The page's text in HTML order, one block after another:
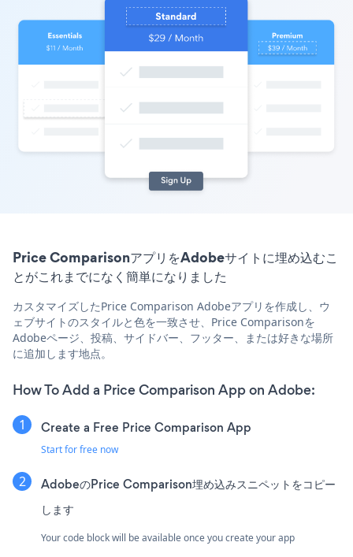
Price ComparisonアプリをAdobeサイトに埋め込むこ
とがこれまでになく簡単になりました
カスタマイズしたPrice Comparison Adobeアプリを作成し、ウ
ェブサイトのスタイルと色を一致させ、Price Comparisonを
Adobeページ、投稿、サイドバー、フッター、または好きな場所
に追加します地点。
How To Add a Price Comparison App on Adobe:
Create a Free Price Comparison App
Start for free now
AdobeのPrice Comparison埋め込みスニペットをコピー
します
Your code block will be available once you create your app